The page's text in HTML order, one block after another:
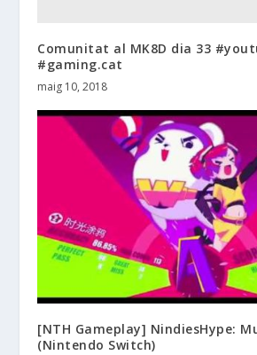
Comunitat al MK8D dia 33
#gaming.cat
maig 10, 2018
[NTH Gameplay] NindiesHype:
(Nintendo Switch)